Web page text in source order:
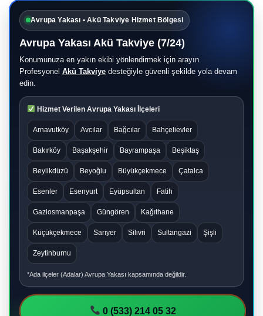
Avrupa Yakası • Akü Takviye Hizmet Bölgesi
Avrupa Yakası Akü Takviye (7/24)
Konumunuza en yakın ekibi yönlendirmek için arayın.
Profesyonel Akü Takviye desteğiyle güvenli şekilde yola devam
edin.
Hizmet Verilen Avrupa Yakası İlçeleri
Arnavutköy Avcılar Bağcılar Bahçelievler
Bakırköy Başakşehir Bayrampaşa Beşiktaş
Beylikdüzü Beyoğlu Büyükçekmece Çatalca
Esenler Esenyurt Eyüpsultan Fatih
Gaziosmanpaşa Güngören Kağıthane
Küçükçekmece Sarıyer Silivri Sultangazi Şişli
Zeytinburnu
*Ada ilçeler (Adalar) Avrupa Yakası kapsamında değildir.
0 (533) 214 05 32